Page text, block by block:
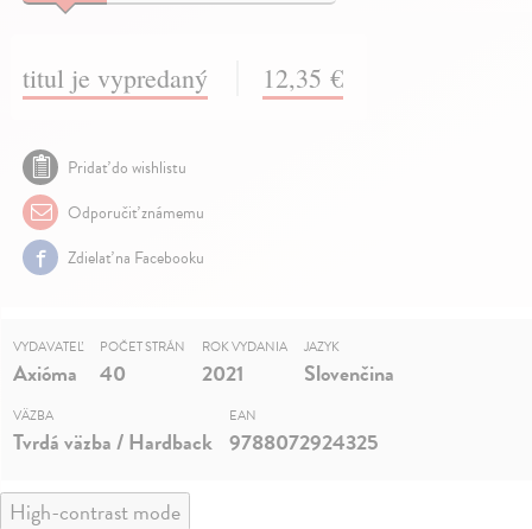
titul je vypredaný 12,35 €
Pridať do wishlistu
Odporučiť známemu
Zdielať na Facebooku
VYDAVATEĽ
Axióma
POČET STRÁN
40
ROK VYDANIA
2021
JAZYK
Slovenčina
VÄZBA
Tvrdá väzba / Hardback
EAN
9788072924325
High-contrast mode